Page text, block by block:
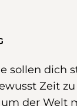
sollen dich
Zeit
um der Welt